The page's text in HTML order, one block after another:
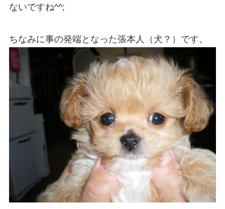
ないですね^^;
ちなみに事の発端となった張本人（犬？）です。